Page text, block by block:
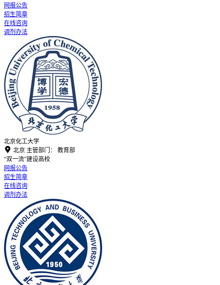
网报公告
招生简章
在线咨询
调剂办法
北京化工大学
 北京 主管部门：
教育部
“双一流”建设高校
网报公告
招生简章
在线咨询
调剂办法